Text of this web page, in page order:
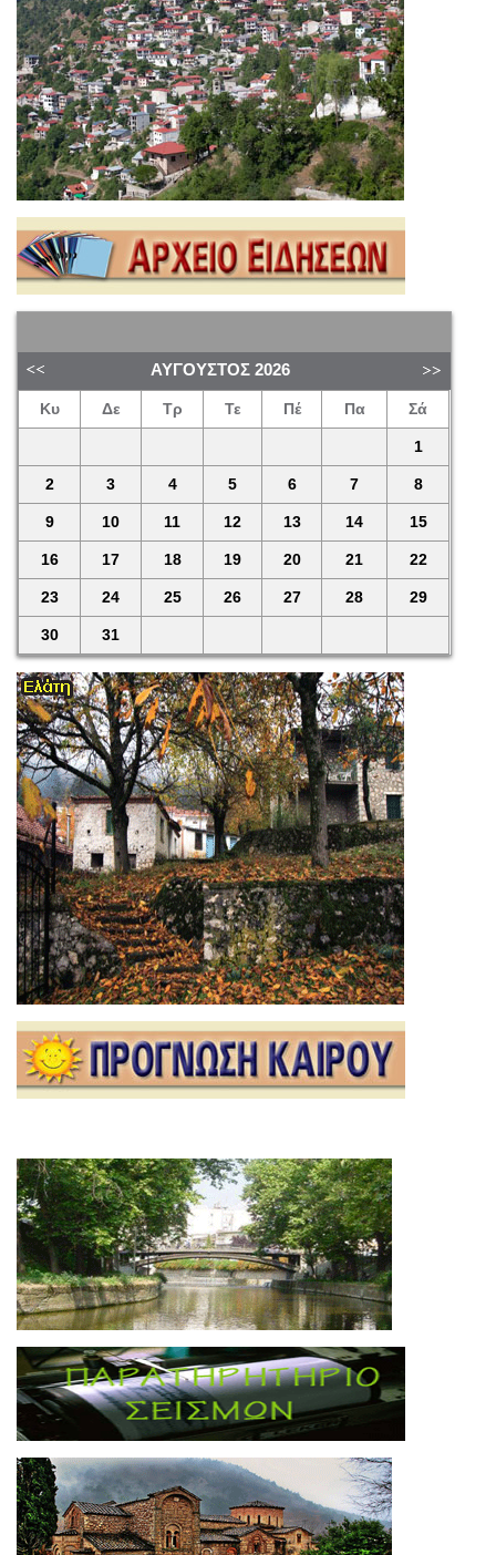
ΑΎΓΟΥΣΤΟΣ 2026
Κυ Δε Τρ Τε Πέ Πα Σά
1
2 3 4 5 6 7 8
9 10 11 12 13 14 15
16 17 18 19 20 21 22
23 24 25 26 27 28 29
30 31